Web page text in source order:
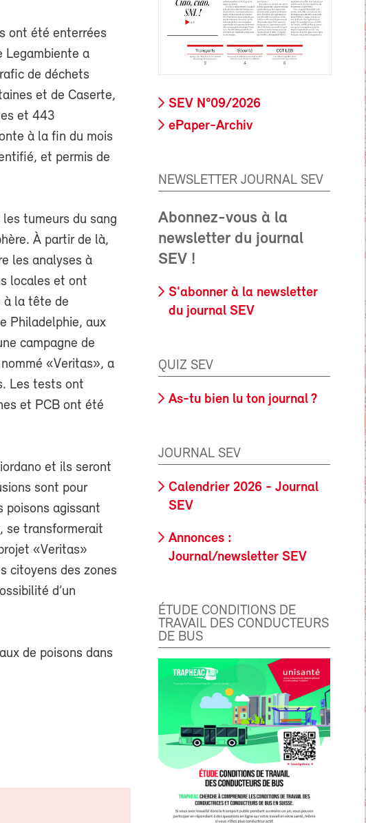
ont été enterrées
Legambiente a
de déchets
et de Caserte,
et 443
à la fin du mois
et permis de
tumeurs du sang
À partir de là,
les analyses à
locales et ont
à la tête de
Philadelphie, aux
campagne de
«Veritas», a
Les tests ont
et PCB ont été
et ils seront
sont pour
poisons agissant
se transformerait
«Veritas»
citoyens des zones
d’un
de poisons dans
SEV N°09/2026
ePaper-Archiv
NEWSLETTER JOURNAL SEV
Abonnez-vous à la
newsletter du journal
SEV !
S'abonner à la newsletter
du journal SEV
QUIZ SEV
As-tu bien lu ton journal ?
JOURNAL SEV
Calendrier 2026 - Journal
SEV
Annonces :
Journal/newsletter SEV
ÉTUDE CONDITIONS DE
TRAVAIL DES CONDUCTEURS
DE BUS